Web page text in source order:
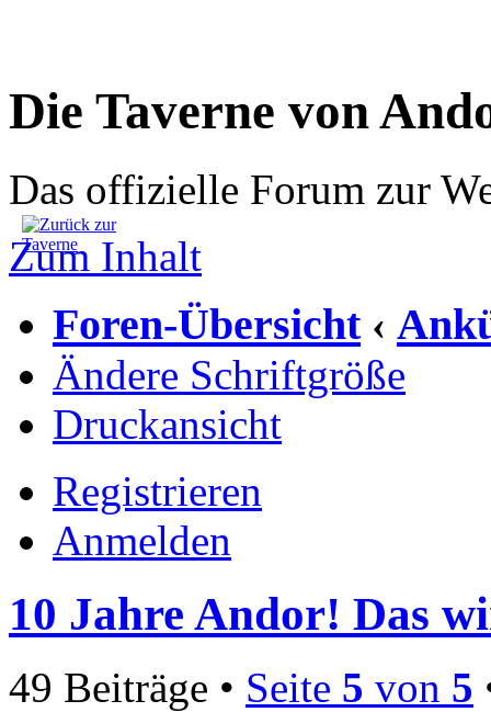
Die Taverne von
Das offizielle Forum zur
Zum Inhalt
Foren-Übersicht ‹
Ändere Schriftgröße
Druckansicht
Registrieren
Anmelden
10 Jahre Andor! Das
49 Beiträge • Seite 5 von 5